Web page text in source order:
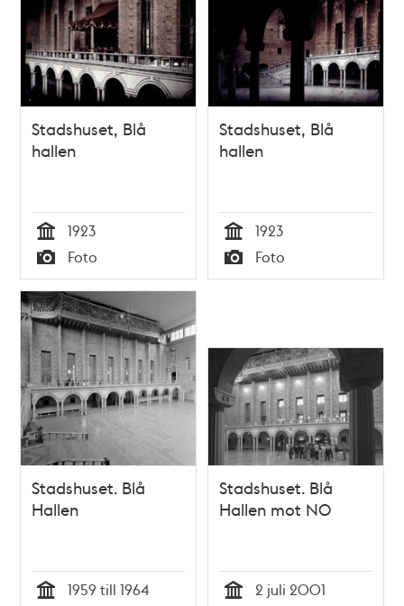
Stadshuset, Blå
hallen
Tid
1923
Typ
Foto
Stadshuset, Blå
hallen
Tid
1923
Typ
Foto
Stadshuset. Blå
Hallen
1959 till 1964
Stadshuset. Blå
Hallen mot NO
2 juli 2001